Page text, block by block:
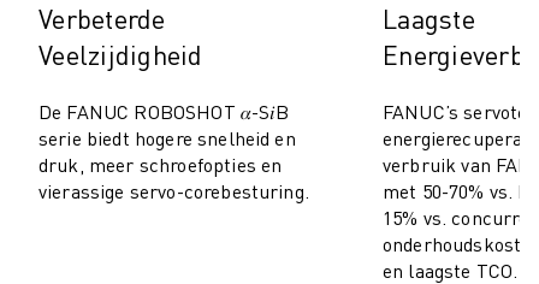
MATERIAL HANDLING
VERFSPUITEN
PUNTLASSEN
VISION INSPECTIE
DRAADVONKEN EDM
CASE STUDIES
Verbeterde
Veelzijdigheid
De FANUC ROBOSHOT 𝛼-S𝑖B
serie biedt hogere snelheid en
druk, meer schroefopties en
vierassige servo-corebesturing.
Laagste
FANUC’s
verbruik van
met 50-70% vs.
15% vs.
en laagste TCO.